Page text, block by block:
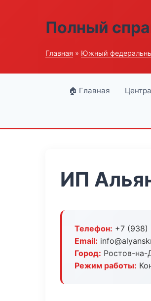
Полный
Главная » Южный
🏠 Главная
ИП
Телефон: +7 (938)
Email:
Город: Ростов-на-
Режим работы: